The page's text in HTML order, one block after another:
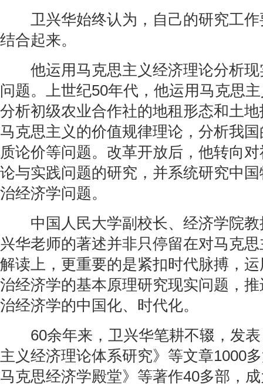
卫兴华始终认为，自己的研究工作
结合起来。
他运用马克思主义经济理论分析现
问题。上世纪50年代，他运用马克思
分析初级农业合作社的地租形态和土
马克思主义的价值规律理论，分析我
质论价等问题。改革开放后，他转向
论与实践问题的研究，并系统研究中
治经济学问题。
中国人民大学副校长、经济学院教
兴华老师的著述并非只停留在对马克
解读上，更重要的是紧扣时代脉搏，
治经济学的基本原理研究现实问题，
治经济学的中国化、时代化。
60余年来，卫兴华笔耕不辍，发表
主义经济理论体系研究》等文章1000
马克思经济学殿堂》等著作40多部，